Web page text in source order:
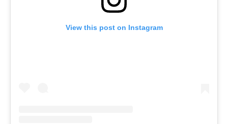
View this post on Instagram